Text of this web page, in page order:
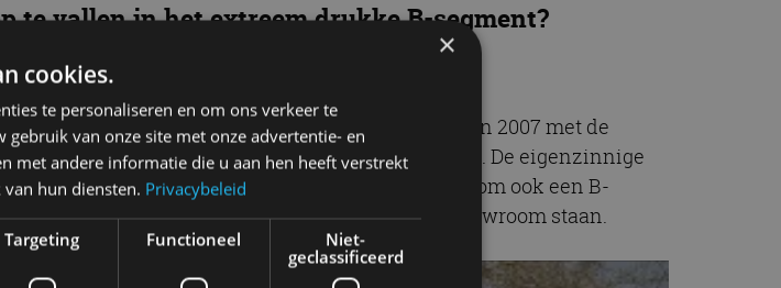
te vallen in het extreem drukke B-segment?
dat eigenlijk door de Nissan Juke. Nadat Nissan in 2007 met de
ze in 2010 een nog kleinere SUV uit, de Juke. De eigenzinnige
van de compacte SUV-trend en haastten zich om ook een B-
– van Dacia tot Lexus – een kleine SUV in de showroom staan.
×
cookies.
te personaliseren en om ons verkeer te
van onze site met onze advertentie- en
met andere informatie die u aan hen heeft verstrekt
hun diensten. Privacybeleid
Targeting Functioneel
Niet-
geclassificeerd